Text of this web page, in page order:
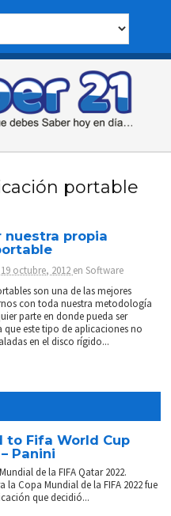
portable
nuestra propia
19 octubre, 2012 enSoftware
son una de las mejores
con toda nuestra metodología
parte en donde pueda ser
que este tipo de aplicaciones no
en el disco rígido...
to Fifa World Cup
Panini
de la FIFA Qatar 2022.
la Copa Mundial de la FIFA 2022 fue
que decidió...